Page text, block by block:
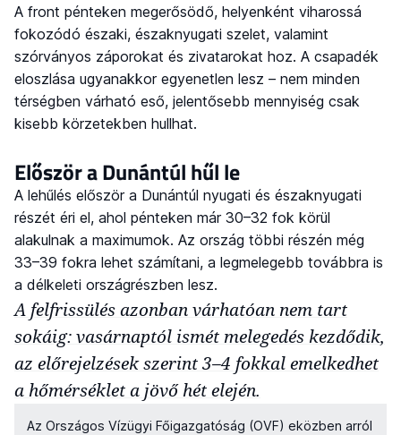
A front pénteken megerősödő, helyenként viharossá
fokozódó északi, északnyugati szelet, valamint
szórványos záporokat és zivatarokat hoz. A csapadék
eloszlása ugyanakkor egyenetlen lesz – nem minden
térségben várható eső, jelentősebb mennyiség csak
kisebb körzetekben hullhat.
Először a Dunántúl hűl le
A lehűlés először a Dunántúl nyugati és északnyugati
részét éri el, ahol pénteken már 30–32 fok körül
alakulnak a maximumok. Az ország többi részén még
33–39 fokra lehet számítani, a legmelegebb továbbra is
a délkeleti országrészben lesz.
A felfrissülés azonban várhatóan nem tart
sokáig: vasárnaptól ismét melegedés kezdődik,
az előrejelzések szerint 3–4 fokkal emelkedhet
a hőmérséklet a jövő hét elején.
Az Országos Vízügyi Főigazgatóság (OVF) eközben arról